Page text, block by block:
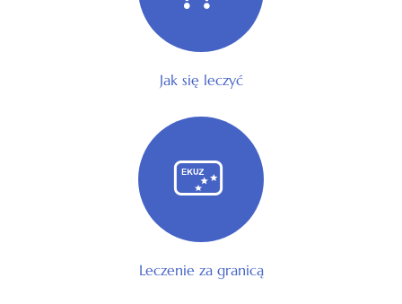
Jak się leczyć
Leczenie za granicą